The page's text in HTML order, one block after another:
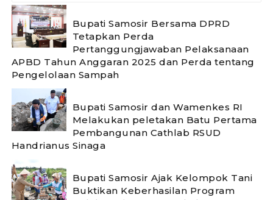
Bupati Samosir Bersama DPRD
Tetapkan Perda
Pertanggungjawaban Pelaksanaan
APBD Tahun Anggaran 2025 dan Perda tentang
Pengelolaan Sampah
Bupati Samosir dan Wamenkes RI
Melakukan peletakan Batu Pertama
Pembangunan Cathlab RSUD
Handrianus Sinaga
Bupati Samosir Ajak Kelompok Tani
Buktikan Keberhasilan Program